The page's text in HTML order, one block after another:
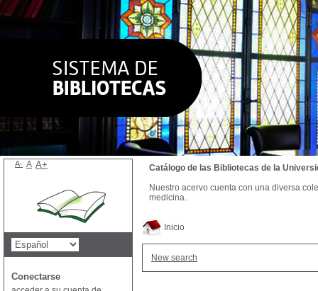
Inicio
New search
Catálogo de las Bibliotecas de la
Nuestro acervo cuenta con una diversa
medicina.
A- A A+
Conectarse